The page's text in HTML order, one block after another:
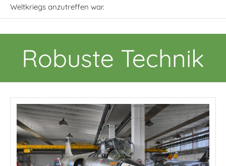
Weltkriegs anzutreffen war.
Robuste Technik